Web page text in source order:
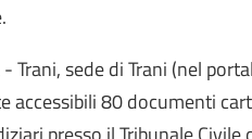
sede di Trani (nel
accessibili 80 documenti